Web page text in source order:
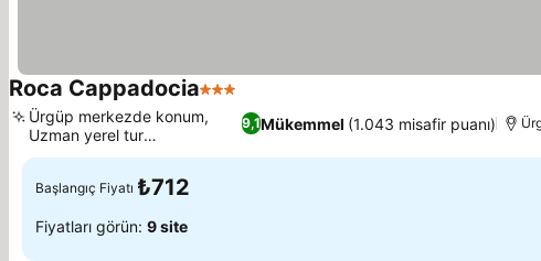
Roca Cappadocia3 Yıldız
9,1Mükemmel (1.043 misafir puanı)
Ürgüp merkezde konum,
Uzman yerel tur
koordinasyonu
Başlangıç Fiyatı ₺712
Fiyatları görün: 9 site